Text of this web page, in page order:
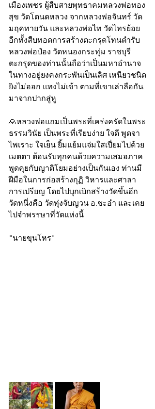
เมืองเพชร ผู้สืบสายพุทธาคมหลวงพ่อทอง
สุข วัดโตนดหลวง จากหลวงพ่อจันทร์ วัด
มฤคทายวัน และหลวงพ่อไท วัดไทรย้อย
อีกทั้งสืบทอดการสร้างตะกรุดโทนตำรับ
หลวงพ่อป๋อง วัดหนองกระทุ่ม ราชบุรี
ตะกรุดของท่านนั้นถือว่าเป็นมหาอำนาจ
ในทางอยู่ยงคงกระพันเป็นเลิศ เหนียวชนิด
ยิงไม่ออก แทงไม่เข้า ตามที่เขาเล่าลือกัน
มาจากปากสู่หู
🙏หลวงพ่อแถมเป็นพระที่เคร่งครัดในพระ
ธรรมวินัย เป็นพระที่เรียบง่าย ใจดี พูดจา
ไพเราะ ใจเย็น ยิ้มแย้มแจ่มใสเปี่ยมไปด้วย
เมตตา ต้อนรับทุกคนด้วยความเสมอภาค
พูดคุยกับญาติโยมอย่างเป็นกันเอง ท่านมี
ฝีมือในการก่อสร้างกุฏิ วิหารและศาลา
การเปรียญ โดยไปบุกเบิกสร้างวัดขึ้นอีก
วัดหนึ่งคือ วัดทุ่งจับญวน อ.ชะอำ และเคย
ไปจำพรรษาที่วัดแห่งนี้
"นายขุนโหร"